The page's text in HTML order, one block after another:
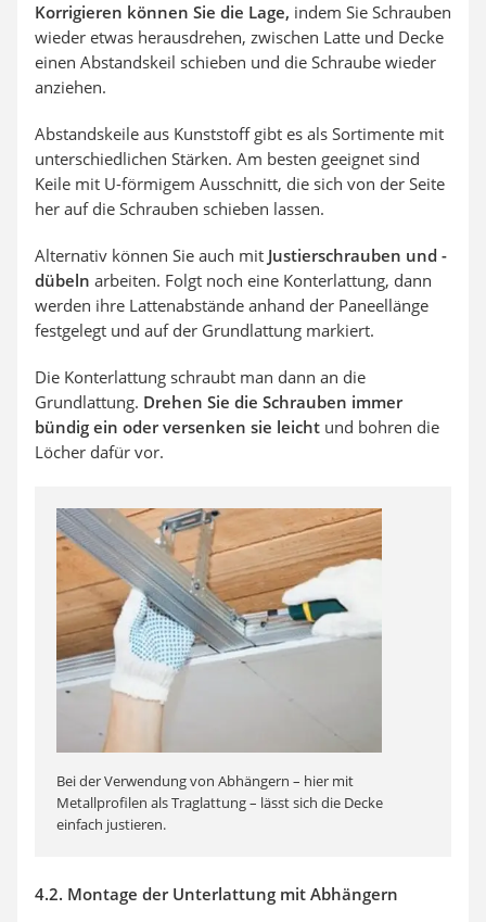
Korrigieren können Sie die Lage, indem Sie Schrauben
wieder etwas herausdrehen, zwischen Latte und Decke
einen Abstandskeil schieben und die Schraube wieder
anziehen.
Abstandskeile aus Kunststoff gibt es als Sortimente mit
unterschiedlichen Stärken. Am besten geeignet sind
Keile mit U-förmigem Ausschnitt, die sich von der Seite
her auf die Schrauben schieben lassen.
Alternativ können Sie auch mit Justierschrauben und -
dübeln arbeiten. Folgt noch eine Konterlattung, dann
werden ihre Lattenabstände anhand der Paneellänge
festgelegt und auf der Grundlattung markiert.
Die Konterlattung schraubt man dann an die
Grundlattung. Drehen Sie die Schrauben immer
bündig ein oder versenken sie leicht und bohren die
Löcher dafür vor.
Bei der Verwendung von Abhängern – hier mit
Metallprofilen als Traglattung – lässt sich die Decke
einfach justieren.
4.2. Montage der Unterlattung mit Abhängern